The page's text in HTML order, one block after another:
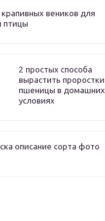
крапивных веников для
птицы
2 простых способа
вырастить проростки
пшеницы в домашних
условиях
описание сорта фото